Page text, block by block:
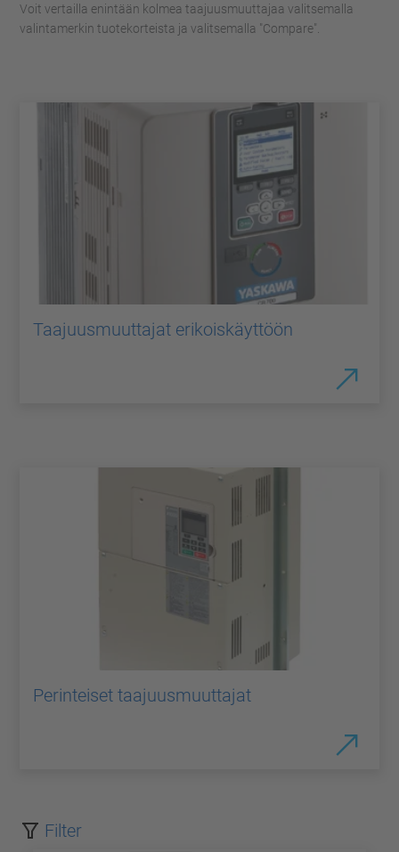
Voit vertailla enintään kolmea taajuusmuuttajaa valitsemalla
valintamerkin tuotekorteista ja valitsemalla "Compare".
Taajuusmuuttajat erikoiskäyttöön
Perinteiset taajuusmuuttajat
Filter